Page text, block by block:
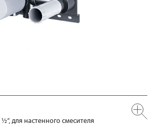
для настенного смесителя